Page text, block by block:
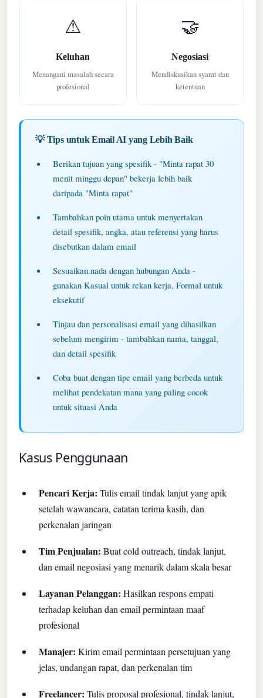
⚠
Keluhan
Menangani masalah secara
profesional
🤝
Negosiasi
Mendiskusikan syarat dan
ketentuan
💡 Tips untuk Email AI yang Lebih Baik
Berikan tujuan yang spesifik - "Minta rapat 30
menit minggu depan" bekerja lebih baik
daripada "Minta rapat"
Tambahkan poin utama untuk menyertakan
detail spesifik, angka, atau referensi yang harus
disebutkan dalam email
Sesuaikan nada dengan hubungan Anda -
gunakan Kasual untuk rekan kerja, Formal untuk
eksekutif
Tinjau dan personalisasi email yang dihasilkan
sebelum mengirim - tambahkan nama, tanggal,
dan detail spesifik
Coba buat dengan tipe email yang berbeda untuk
melihat pendekatan mana yang paling cocok
untuk situasi Anda
Kasus Penggunaan
Pencari Kerja: Tulis email tindak lanjut yang apik
setelah wawancara, catatan terima kasih, dan
perkenalan jaringan
Tim Penjualan: Buat cold outreach, tindak lanjut,
dan email negosiasi yang menarik dalam skala besar
Layanan Pelanggan: Hasilkan respons empati
terhadap keluhan dan email permintaan maaf
profesional
Manajer: Kirim email permintaan persetujuan yang
jelas, undangan rapat, dan perkenalan tim
Freelancer: Tulis proposal profesional, tindak lanjut,